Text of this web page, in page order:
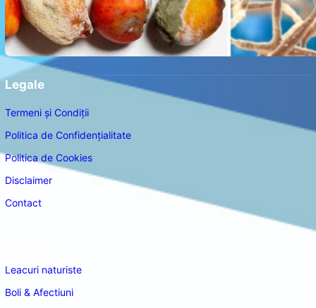
Legale
Termeni și Condiții
Politica de Confidențialitate
Politica de Cookies
Disclaimer
Contact
Leacuri naturiste
Boli & Afectiuni